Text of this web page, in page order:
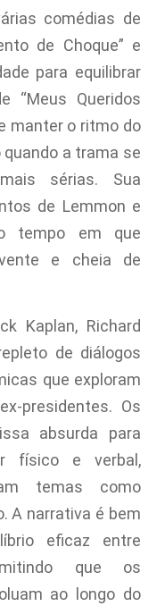
comédias de
de Choque” e
para equilibrar
“Meus Queridos
manter o ritmo do
a trama se
sérias. Sua
de Lemmon e
tempo em que
e cheia de
Kaplan, Richard
de diálogos
que exploram
presidentes. Os
absurda para
físico e verbal,
temas como
A narrativa é bem
eficaz entre
que os
ao longo do